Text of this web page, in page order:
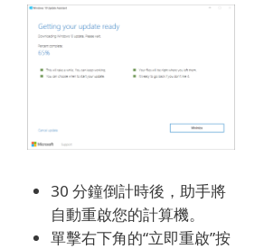
30 分鐘倒計時後，助手將
自動重啟您的計算機。
單擊右下角的“立即重啟”按